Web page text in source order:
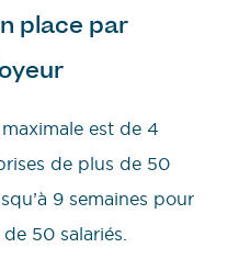
place par
est de 4
de plus de 50
9 semaines pour
50 salariés.